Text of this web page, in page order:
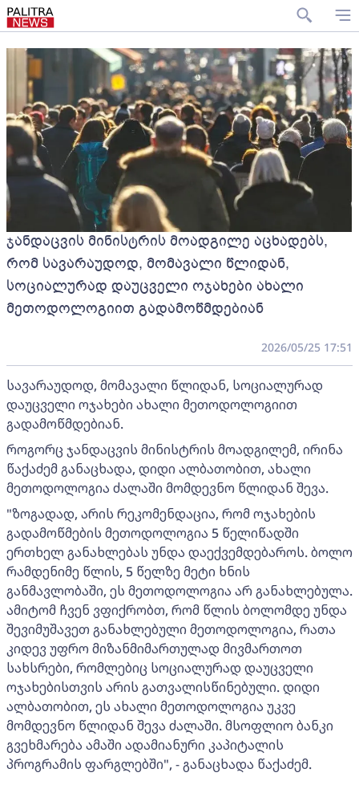
ჯანდაცვის მინისტრის მოადგილე აცხადებს,
რომ სავარაუდოდ, მომავალი წლიდან,
სოციალურად დაუცველი ოჯახები ახალი
მეთოდოლოგიით გადამოწმდებიან
2026/05/25 17:51
სავარაუდოდ, მომავალი წლიდან, სოციალურად
დაუცველი ოჯახები ახალი მეთოდოლოგიით
გადამოწმდებიან.
როგორც ჯანდაცვის მინისტრის მოადგილემ, ირინა
წაქაძემ განაცხადა, დიდი ალბათობით, ახალი
მეთოდოლოგია ძალაში მომდევნო წლიდან შევა.
"ზოგადად, არის რეკომენდაცია, რომ ოჯახების
გადამოწმების მეთოდოლოგია 5 წელიწადში
ერთხელ განახლებას უნდა დაექვემდებაროს. ბოლო
რამდენიმე წლის, 5 წელზე მეტი ხნის
განმავლობაში, ეს მეთოდოლოგია არ განახლებულა.
ამიტომ ჩვენ ვფიქრობთ, რომ წლის ბოლომდე უნდა
შევიმუშავეთ განახლებული მეთოდოლოგია, რათა
კიდევ უფრო მიზანმიმართულად მივმართოთ
სახსრები, რომლებიც სოციალურად დაუცველი
ოჯახებისთვის არის გათვალისწინებული. დიდი
ალბათობით, ეს ახალი მეთოდოლოგია უკვე
მომდევნო წლიდან შევა ძალაში. მსოფლიო ბანკი
გვეხმარება ამაში ადამიანური კაპიტალის
პროგრამის ფარგლებში", - განაცხადა წაქაძემ.